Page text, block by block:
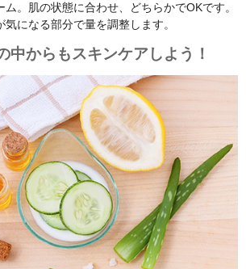
。肌の状態に合わせ、どちらかでOKです。
になる部分で量を調整します。
中からもスキンケアしよう！